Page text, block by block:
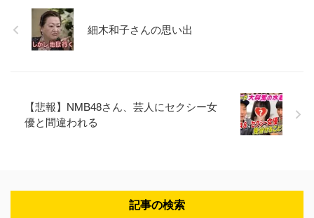
細木和子さんの思い出
【悲報】NMB48さん、芸人にセクシー女
優と間違われる
記事の検索